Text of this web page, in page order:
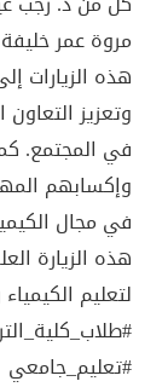
مروة عمر
هذه الزيارات
وتعزيز
في المجتمع.
وإكسابهم
في مجال
هذه الزيارة
لتعليم
#تعليم_جامعي